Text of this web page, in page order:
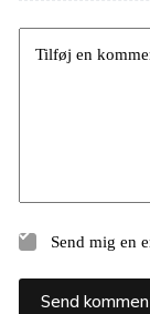
Tilføj en
Send mig en
Send